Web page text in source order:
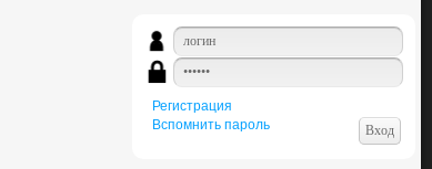
Регистрация
Вспомнить пароль